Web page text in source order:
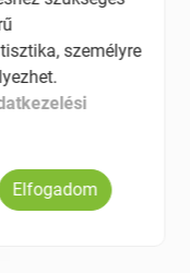
személyre
Elfogadom